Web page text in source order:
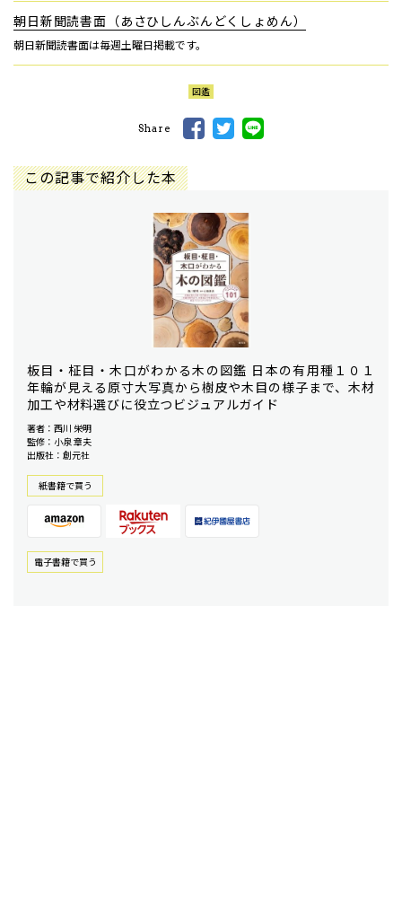
朝日新聞読書面（あさひしんぶんどくしょめん）
朝日新聞読書面は毎週土曜日掲載です。
図鑑
Share
この記事で紹介した本
板目・柾目・木口がわかる木の図鑑 日本の有用種１０１
年輪が見える原寸大写真から樹皮や木目の様子まで、木材
加工や材料選びに役立つビジュアルガイド
著者：西川 栄明
監修：小泉 章夫
出版社：創元社
紙書籍で買う
電⼦書籍で買う